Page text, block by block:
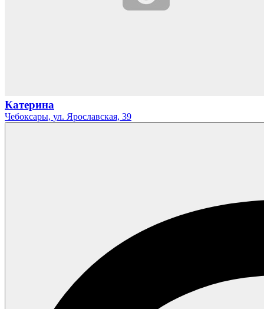
Катерина
Чебоксары, ул. Ярославская, 39